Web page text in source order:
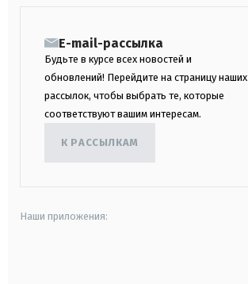
E-mail-рассылка
Будьте в курсе всех новостей и
обновлений! Перейдите на страницу наших
рассылок, чтобы выбрать те, которые
соответствуют вашим интересам.
К РАССЫЛКАМ
Наши приложения: